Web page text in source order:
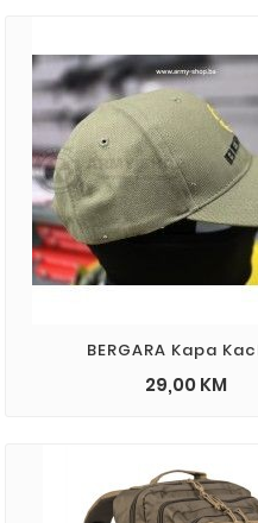
BERGARA Kapa
29,00 KM